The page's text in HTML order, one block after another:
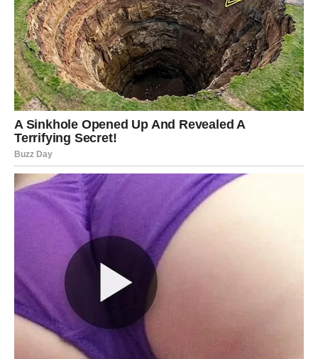
transformacije. To nije lagan put, ali je neophodan kako bi
se zatvorila vrata prošlosti i otvorila nova poglavlja života.
Svaka suza ima svoju svrhu, a svaki osmeh dolazi kao
potvrda da je put bio vredan.
Ovaj period menja pogled na život, odnose i sopstvenu
vrednost. Device više neće biti iste – postaju jače,
svesnije i spremnije da ne pristaju na manje nego što
zaslužuju.